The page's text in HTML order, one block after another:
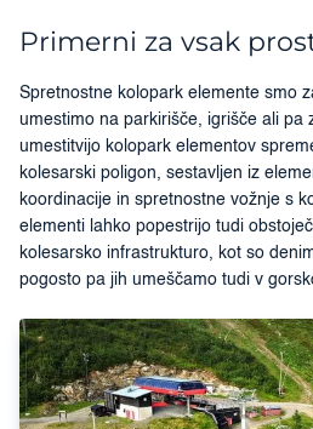
Primerni za vsak
Spretnostne kolopark elemente smo
umestimo na parkirišče, igrišče ali pa
umestitvijo kolopark elementov
kolesarski poligon, sestavljen iz
koordinacije in spretnostne vožnje s
elementi lahko popestrijo tudi
kolesarsko infrastrukturo, kot so
pogosto pa jih umeščamo tudi v